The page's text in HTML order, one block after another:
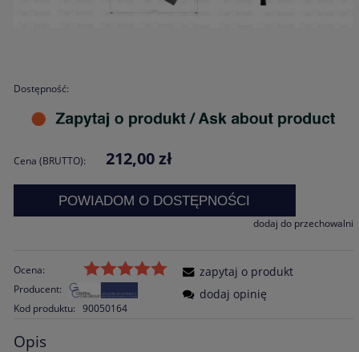
Dostępność:
Cena (BRUTTO): 212,00 zł
POWIADOM O DOSTĘPNOŚCI
dodaj do przechowalni
Ocena:
Producent:
Kod produktu: 90050164
zapytaj o produkt
dodaj opinię
Opis